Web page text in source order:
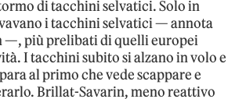
di tacchini selvatici. Solo in
i tacchini selvatici — annota
—, più prelibati di quelli europei
I tacchini subito si alzano in volo e
al primo che vede scappare e
Brillat-Savarin, meno reattivo